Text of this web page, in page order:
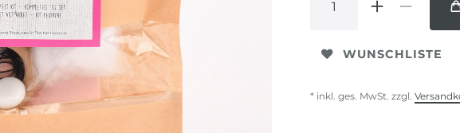
WUNSCHLISTE
* inkl. ges. MwSt. zzgl.